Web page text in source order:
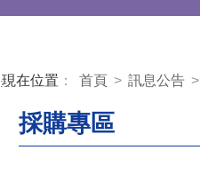
:::
現在位置 ： 首頁 > 訊息公告 >
採購專區